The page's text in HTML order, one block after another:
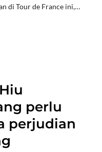
di Tour de France ini,…
perlu
perjudian